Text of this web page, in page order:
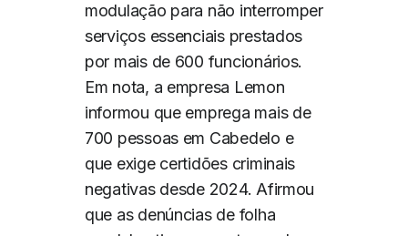
modulação para não interromper
serviços essenciais prestados
por mais de 600 funcionários.
Em nota, a empresa Lemon
informou que emprega mais de
700 pessoas em Cabedelo e
que exige certidões criminais
negativas desde 2024. Afirmou
que as denúncias de folha